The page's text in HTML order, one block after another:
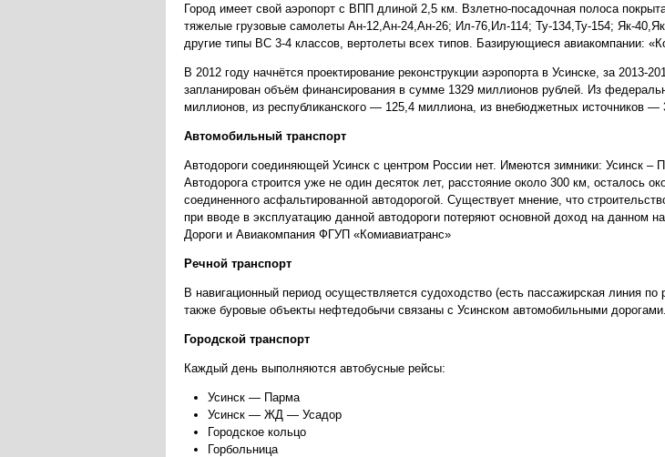
Город имеет свой аэропорт с ВПП длиной 2,5 км. Взлетно-посадочная полоса
тяжелые грузовые самолеты Ан-12,Ан-24,Ан-26; Ил-76,Ил-114; Ту-134,Ту-154; Як-
другие типы ВС 3-4 классов, вертолеты всех типов. Базирующиеся авиакомпании:
В 2012 году начнётся проектирование реконструкции аэропорта в Усинске, за 2013-
запланирован объём финансирования в сумме 1329 миллионов рублей. Из
миллионов, из республиканского — 125,4 миллиона, из внебюджетных источников —
Автомобильный транспорт
Автодороги соединяющей Усинск с центром России нет. Имеются зимники: Усинск –
Автодорога строится уже не один десяток лет, расстояние около 300 км, осталось
соединенного асфальтированной автодорогой. Существует мнение, что
при вводе в эксплуатацию данной автодороги потеряют основной доход на данном
Дороги и Авиакомпания ФГУП «Комиавиатранс»
Речной транспорт
В навигационный период осуществляется судоходство (есть пассажирская линия
также буровые объекты нефтедобычи связаны с Усинском автомобильными дорогами.
Городской транспорт
Каждый день выполняются автобусные рейсы:
Усинск — Парма
Усинск — ЖД — Усадор
Городское кольцо
Горбольница